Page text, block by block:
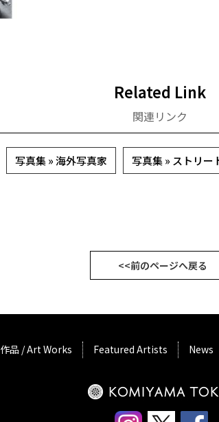
Related Link
関連リンク
写真集 » 海外写真家 写真集 » ストリー
<<前のページへ戻る
作品 / Art Works Featured Artists News